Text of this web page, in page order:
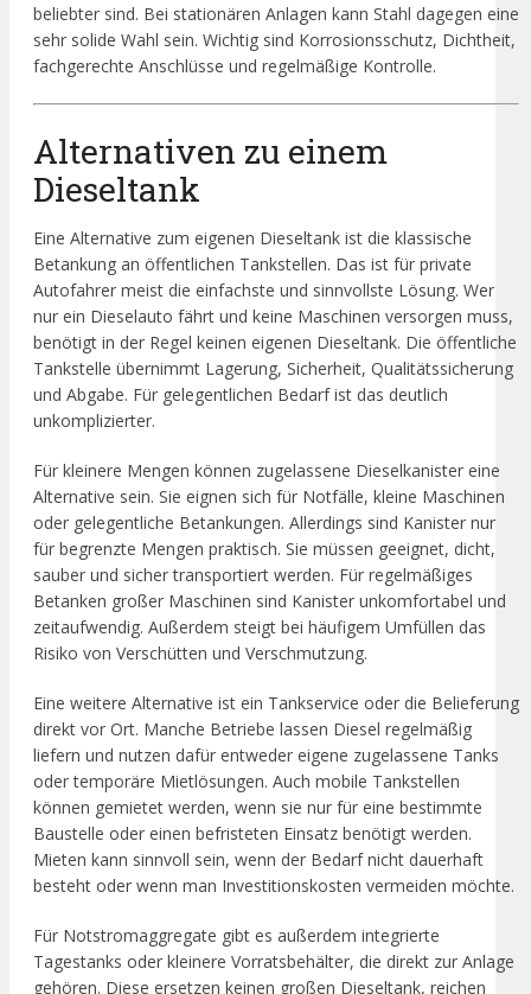
beliebter sind. Bei stationären Anlagen kann Stahl dagegen eine
sehr solide Wahl sein. Wichtig sind Korrosionsschutz, Dichtheit,
fachgerechte Anschlüsse und regelmäßige Kontrolle.
Alternativen zu einem
Dieseltank
Eine Alternative zum eigenen Dieseltank ist die klassische
Betankung an öffentlichen Tankstellen. Das ist für private
Autofahrer meist die einfachste und sinnvollste Lösung. Wer
nur ein Dieselauto fährt und keine Maschinen versorgen muss,
benötigt in der Regel keinen eigenen Dieseltank. Die öffentliche
Tankstelle übernimmt Lagerung, Sicherheit, Qualitätssicherung
und Abgabe. Für gelegentlichen Bedarf ist das deutlich
unkomplizierter.
Für kleinere Mengen können zugelassene Dieselkanister eine
Alternative sein. Sie eignen sich für Notfälle, kleine Maschinen
oder gelegentliche Betankungen. Allerdings sind Kanister nur
für begrenzte Mengen praktisch. Sie müssen geeignet, dicht,
sauber und sicher transportiert werden. Für regelmäßiges
Betanken großer Maschinen sind Kanister unkomfortabel und
zeitaufwendig. Außerdem steigt bei häufigem Umfüllen das
Risiko von Verschütten und Verschmutzung.
Eine weitere Alternative ist ein Tankservice oder die Belieferung
direkt vor Ort. Manche Betriebe lassen Diesel regelmäßig
liefern und nutzen dafür entweder eigene zugelassene Tanks
oder temporäre Mietlösungen. Auch mobile Tankstellen
können gemietet werden, wenn sie nur für eine bestimmte
Baustelle oder einen befristeten Einsatz benötigt werden.
Mieten kann sinnvoll sein, wenn der Bedarf nicht dauerhaft
besteht oder wenn man Investitionskosten vermeiden möchte.
Für Notstromaggregate gibt es außerdem integrierte
Tagestanks oder kleinere Vorratsbehälter, die direkt zur Anlage
gehören. Diese ersetzen keinen großen Dieseltank, reichen